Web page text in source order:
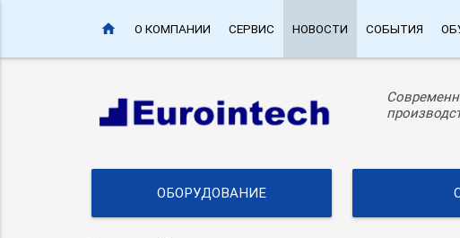
home О КОМПАНИИ СЕРВИС НОВОСТИ СОБЫТИЯ
ОБОРУДОВАНИЕ